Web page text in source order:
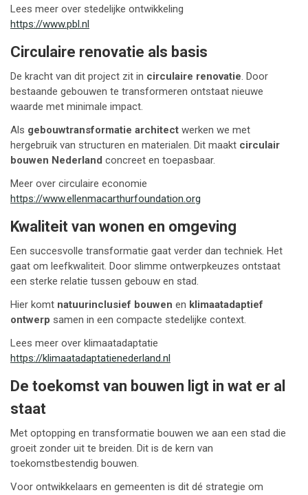
Lees meer over stedelijke ontwikkeling
https://www.pbl.nl
Circulaire renovatie als basis
De kracht van dit project zit in circulaire renovatie. Door
bestaande gebouwen te transformeren ontstaat nieuwe
waarde met minimale impact.
Als gebouwtransformatie architect werken we met
hergebruik van structuren en materialen. Dit maakt circulair
bouwen Nederland concreet en toepasbaar.
Meer over circulaire economie
https://www.ellenmacarthurfoundation.org
Kwaliteit van wonen en omgeving
Een succesvolle transformatie gaat verder dan techniek. Het
gaat om leefkwaliteit. Door slimme ontwerpkeuzes ontstaat
een sterke relatie tussen gebouw en stad.
Hier komt natuurinclusief bouwen en klimaatadaptief
ontwerp samen in een compacte stedelijke context.
Lees meer over klimaatadaptatie
https://klimaatadaptatienederland.nl
De toekomst van bouwen ligt in wat er al
staat
Met optopping en transformatie bouwen we aan een stad die
groeit zonder uit te breiden. Dit is de kern van
toekomstbestendig bouwen.
Voor ontwikkelaars en gemeenten is dit dé strategie om